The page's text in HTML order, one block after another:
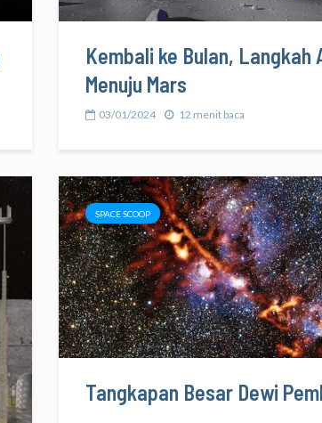
Kembali ke Bulan, Langkah
Menuju Mars
03/01/2024 12 menit baca
SPACE SCOOP
Tangkapan Besar Dewi